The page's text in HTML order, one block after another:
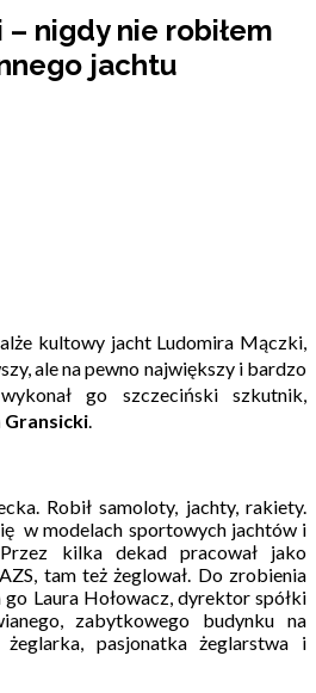
nigdy nie robiłem
jachtu
kultowy jacht Ludomira Mączki,
ale na pewno największy i bardzo
go szczeciński szkutnik,
Gransicki.
Robił samoloty, jachty, rakiety.
w modelach sportowych jachtów i
kilka dekad pracował jako
tam też żeglował. Do zrobienia
go Laura Hołowacz, dyrektor spółki
zabytkowego budynku na
pasjonatka żeglarstwa i